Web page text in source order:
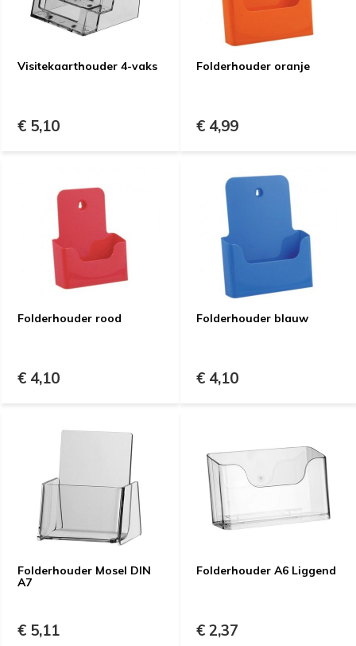
Visitekaarthouder 4-vaks
€ 5,10
Folderhouder oranje
€ 4,99
Folderhouder rood
€ 4,10
Folderhouder blauw
€ 4,10
Folderhouder Mosel DIN
A7
€ 5,11
Folderhouder A6 Liggend
€ 2,37